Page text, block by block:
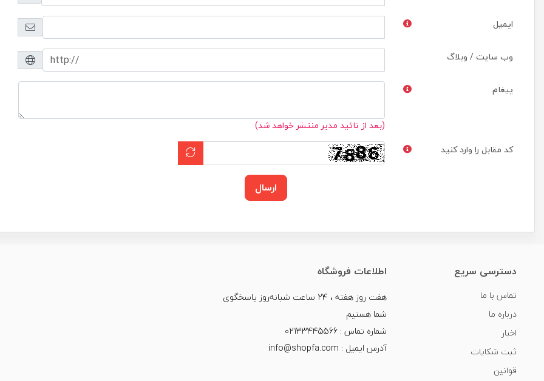
ایمیل
وب سایت / وبلاگ
پیغام
(بعد از تائید مدیر منتشر خواهد شد)
کد مقابل را وارد کنید
ارسال
دسترسی سریع
تماس با ما
درباره ما
اخبار
ثبت شکایات
قوانین
اطلاعات فروشگاه
هفت روز هفته ، ۲۴ ساعت شبانه‌روز پاسخگوی
شما هستیم
شماره تماس : 02133445566
آدرس ایمیل : info@shopfa.com